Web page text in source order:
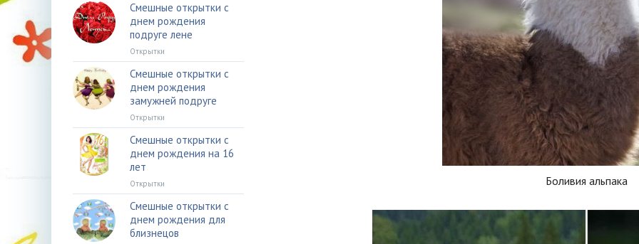
Боливия альпака
Смешные открытки с
днем рождения
подруге лене
Открытки
Смешные открытки с
днем рождения
замужней подруге
Открытки
Смешные открытки с
днем рождения на 16
лет
Открытки
Смешные открытки с
днем рождения для
близнецов